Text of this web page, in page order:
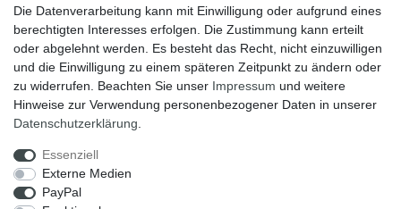
Widerrufs­recht
Daten­schutz­erklärung
Die Datenverarbeitung kann mit Einwilligung oder aufgrund eines
berechtigten Interesses erfolgen. Die Zustimmung kann erteilt
oder abgelehnt werden. Es besteht das Recht, nicht einzuwilligen
und die Einwilligung zu einem späteren Zeitpunkt zu ändern oder
zu widerrufen. Beachten Sie unser Impressum und weitere
Hinweise zur Verwendung personenbezogener Daten in unserer
Daten­schutz­erklärung
Essenziell
Externe Medien
PayPal